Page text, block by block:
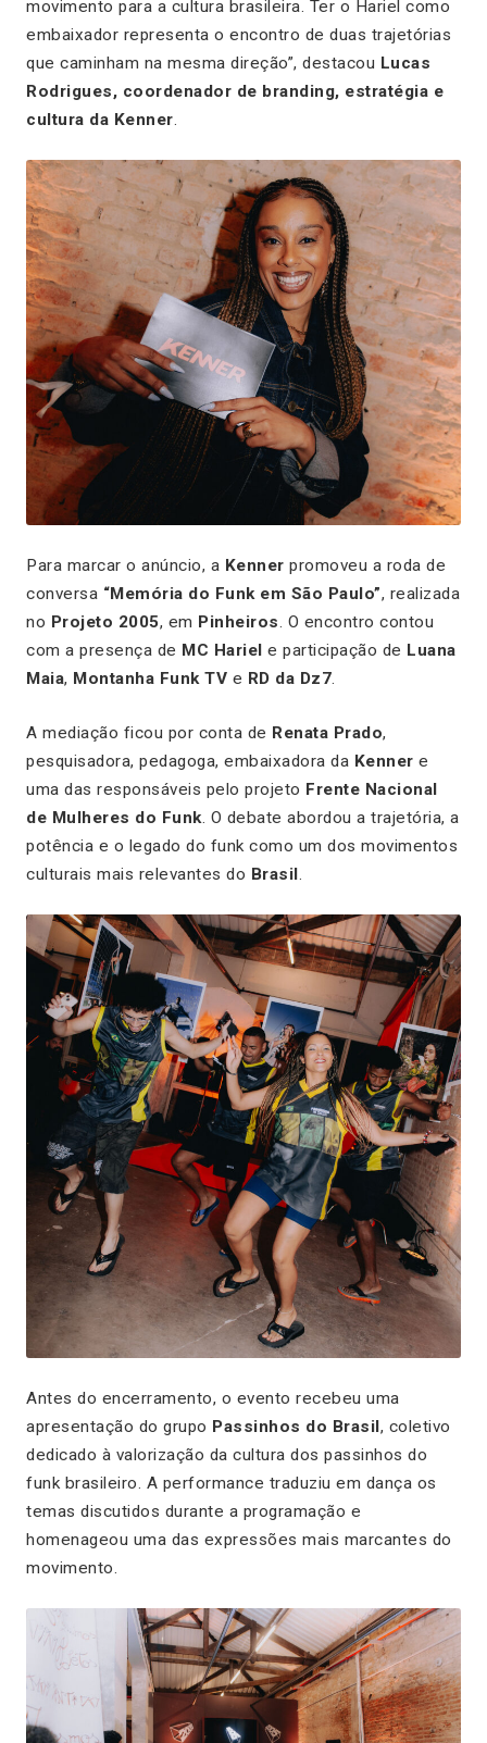
movimento para a cultura brasileira. Ter o Hariel como
embaixador representa o encontro de duas trajetórias
que caminham na mesma direção”, destacou Lucas
Rodrigues, coordenador de branding, estratégia e
cultura da Kenner.
Para marcar o anúncio, a Kenner promoveu a roda de
conversa “Memória do Funk em São Paulo”, realizada
no Projeto 2005, em Pinheiros. O encontro contou
com a presença de MC Hariel e participação de Luana
Maia, Montanha Funk TV e RD da Dz7.
A mediação ficou por conta de Renata Prado,
pesquisadora, pedagoga, embaixadora da Kenner e
uma das responsáveis pelo projeto Frente Nacional
de Mulheres do Funk. O debate abordou a trajetória, a
potência e o legado do funk como um dos movimentos
culturais mais relevantes do Brasil.
Antes do encerramento, o evento recebeu uma
apresentação do grupo Passinhos do Brasil , coletivo
dedicado à valorização da cultura dos passinhos do
funk brasileiro. A performance traduziu em dança os
temas discutidos durante a programação e
homenageou uma das expressões mais marcantes do
movimento.